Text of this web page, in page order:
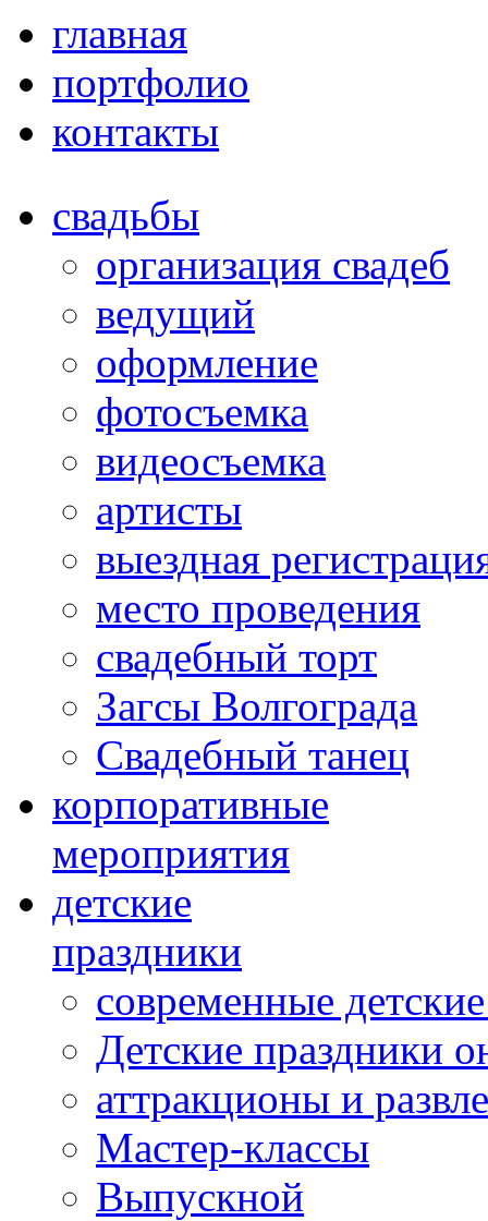
главная
портфолио
контакты
свадьбы
организация свадеб
ведущий
оформление
фотосъемка
видеосъемка
артисты
выездная
место проведения
свадебный торт
Загсы Волгограда
Свадебный танец
корпоративные
мероприятия
детские
праздники
современные
Детские праздники
аттракционы и
Мастер-классы
Выпускной